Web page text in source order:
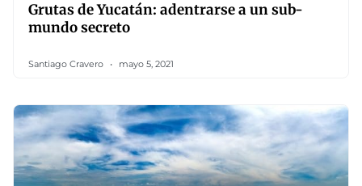
Grutas de Yucatán: adentrarse a un sub-
mundo secreto
Santiago Cravero mayo 5, 2021